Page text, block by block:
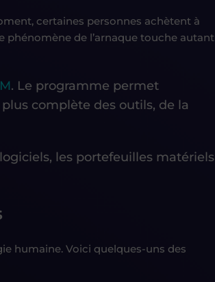
certaines personnes achètent à
phénomène de l’arnaque touche autant
. Le programme permet
complète des outils, de la
les portefeuilles matériels
humaine. Voici quelques-uns des